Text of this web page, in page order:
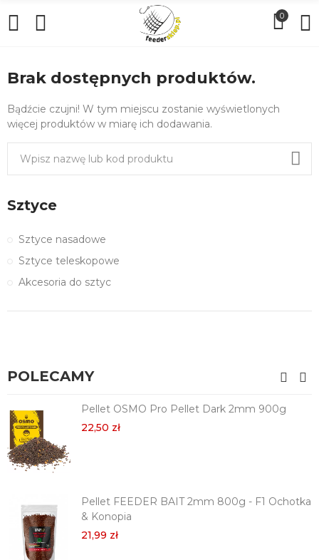
0
Brak dostępnych produktów.
Bądźcie czujni! W tym miejscu zostanie wyświetlonych
więcej produktów w miarę ich dodawania.
Sztyce
Sztyce nasadowe
Sztyce teleskopowe
Akcesoria do sztyc
POLECAMY
Pellet OSMO Pro Pellet Dark 2mm 900g
22,50 zł
Pellet FEEDER BAIT 2mm 800g - F1 Ochotka
& Konopia
21,99 zł